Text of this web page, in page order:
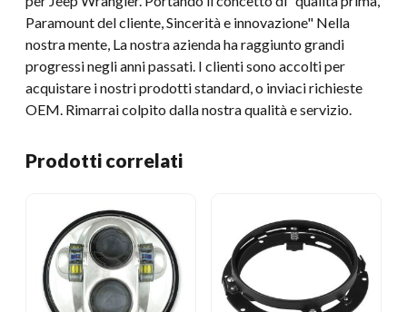
Paramount del cliente, Sincerità e innovazione" Nella
nostra mente, La nostra azienda ha raggiunto grandi
progressi negli anni passati. I clienti sono accolti per
acquistare i nostri prodotti standard, o inviaci richieste
OEM. Rimarrai colpito dalla nostra qualità e servizio.
Prodotti correlati